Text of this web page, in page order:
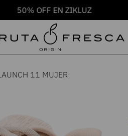
50% OFF EN ZIKLUZ
11 MUJER